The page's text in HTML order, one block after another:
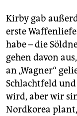
Kirby gab
erste
habe – die
gehen davon
an „Wagner“
Schlachtfeld
wird, aber wir
Nordkorea